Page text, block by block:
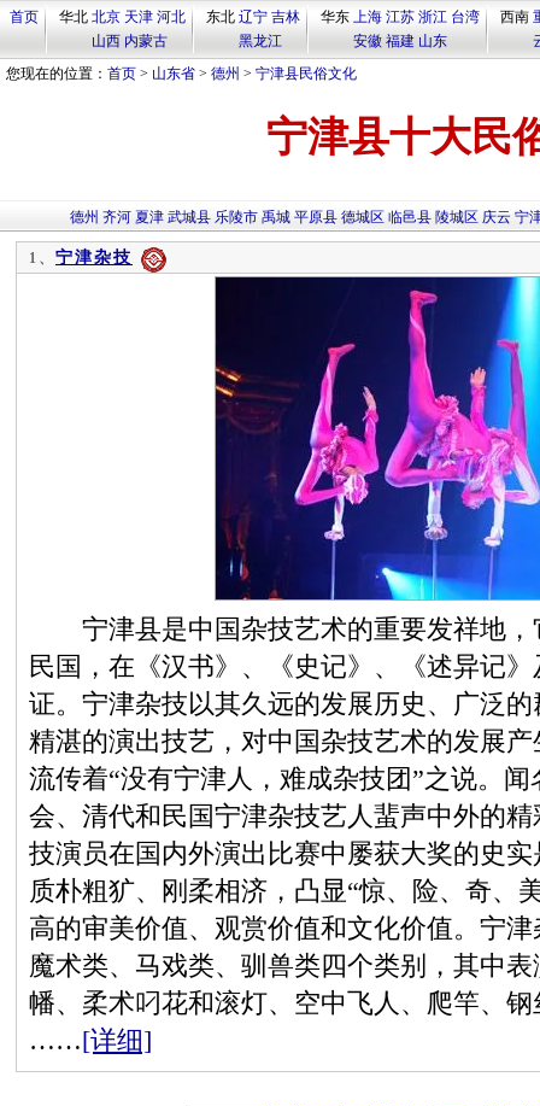
首页 华北 北京 天津 河北
山西 内蒙古
东北 辽宁 吉林
黑龙江
华东 上海 江苏 浙江 台湾
安徽 福建 山东
西南
您现在的位置： 首页 > 山东省 > 德州 > 宁津县民俗文化
宁津县十大民
德州 齐河 夏津 武城县 乐陵市 禹城 平原县 德城区 临邑县 陵城区 庆云 宁
1、 宁津杂技
宁津县是中国杂技艺术的重要发祥地，
民国，在《汉书》、《史记》、《述异记
证。宁津杂技以其久远的发展历史、广泛
精湛的演出技艺，对中国杂技艺术的发展
流传着“没有宁津人，难成杂技团”之说。
会、清代和民国宁津杂技艺人蜚声中外的
技演员在国内外演出比赛中屡获大奖的史
质朴粗犷、刚柔相济，凸显“惊、险、奇、
高的审美价值、观赏价值和文化价值。宁
魔术类、马戏类、驯兽类四个类别，其中
幡、柔术叼花和滚灯、空中飞人、爬竿、
……[详细]